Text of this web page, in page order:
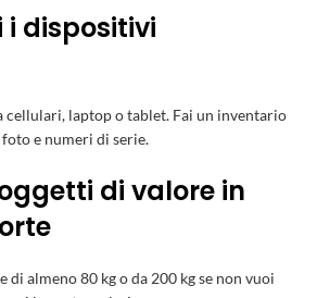
i dispositivi
cellulari, laptop o tablet. Fai un inventario
e numeri di serie.
di valore in
di almeno 80 kg o da 200 kg se non vuoi